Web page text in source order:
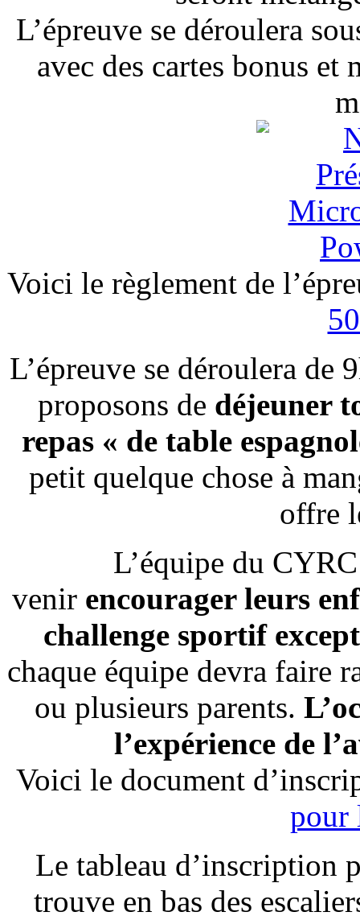
L’épreuve se déroulera
avec des cartes bonus
Voici le règlement de
L’épreuve se déroulera de
proposons de déjeuner
repas « de table
petit quelque chose à
offre
L’équipe du
venir encourager leurs
challenge sportif
chaque équipe devra faire
ou plusieurs parents.
l’expérience de
Voici le document
pour
Le tableau d’inscription
trouve en bas des